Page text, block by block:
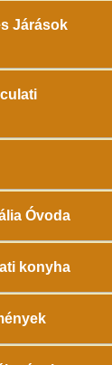
Járások
Óvoda
konyha